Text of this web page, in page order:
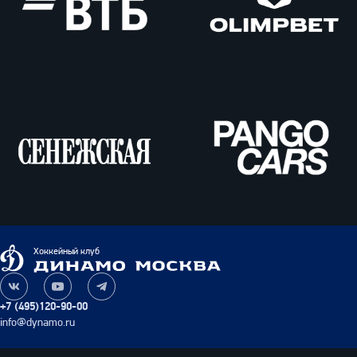
Cars
Динамо
Москва
Хоккейный клуб
+7 (495)120-90-00
info@dynamo.ru
Наша
группа
ВКонтакте
Наш
канал
на
Наш
канал